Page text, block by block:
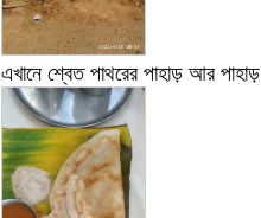
এখানে শ্বেত পাথরের পাহাড় আর পাহাড়